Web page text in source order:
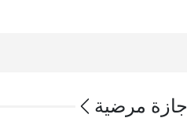
إجازة مرضية